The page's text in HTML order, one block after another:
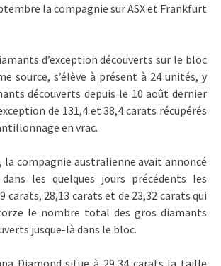
la compagnie sur ASX et Frankfurt
d’exception découverts sur le bloc
source, s’élève à présent à 24 unités, y
découverts depuis le 10 août dernier
de 131,4 et 38,4 carats récupérés
en vrac.
la compagnie australienne avait annoncé
les quelques jours précédents les
carats, 28,13 carats et de 23,32 carats qui
le nombre total des gros diamants
jusque-là dans le bloc.
Diamond situe à 29,34 carats la taille